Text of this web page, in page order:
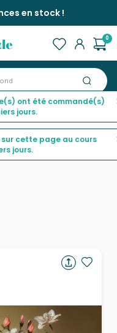
en stock !
0
> Floral Evening
ont été commandé(s)
jours.
cette page au cours
jours.